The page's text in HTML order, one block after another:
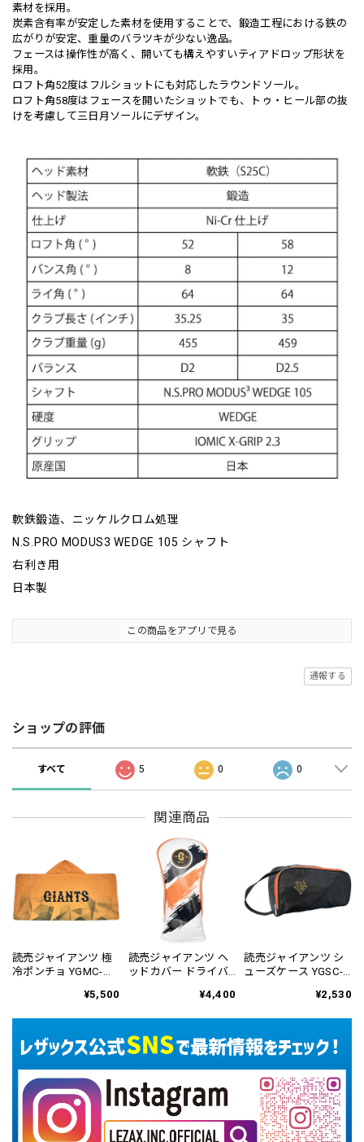
素材を採用。
炭素含有率が安定した素材を使用することで、鍛造工程における鉄の
広がりが安定、重量のバラツキが少ない逸品。
フェースは操作性が高く、開いても構えやすいティアドロップ形状を
採用。
ロフト角52度はフルショットにも対応したラウンドソール。
ロフト角58度はフェースを開いたショットでも、トゥ・ヒール部の抜
けを考慮して三日月ソールにデザイン。
軟鉄鍛造、ニッケルクロム処理
N.S.PRO MODUS3 WEDGE 105 シャフト
右利き用
日本製
この商品をアプリで見る
通報する
ショップの評価
すべて 5 0 0
関連商品
読売ジャイアンツ 極
冷ポンチョ YGMC-
¥5,500
読売ジャイアンツ ヘ
ッドカバー ドライバ
¥4,400
読売ジャイアンツ シ
ューズケース YGSC-
¥2,530